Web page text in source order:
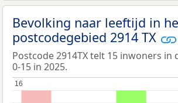
Bevolking naar leeftijd in
postcodegebied 2914 TX
Postcode 2914TX telt 15 inwoners in
0-15 in 2025.
16
16